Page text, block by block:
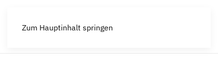
Zum Hauptinhalt springen